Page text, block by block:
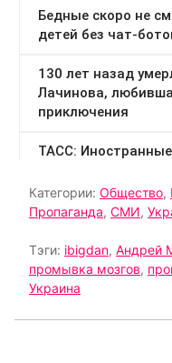
Категории: Общество,
Пропаганда, СМИ,
Тэги: ibigdan, Андрей
промывка мозгов,
Украина